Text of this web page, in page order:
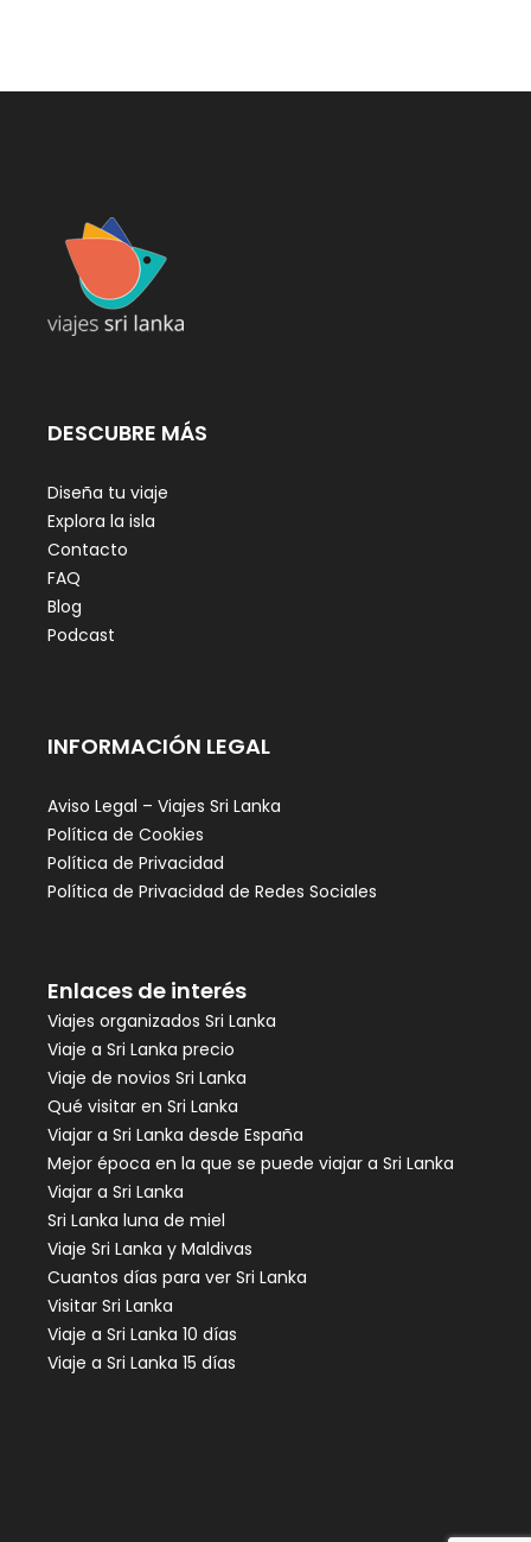
DESCUBRE MÁS
Diseña tu viaje
Explora la isla
Contacto
FAQ
Blog
Podcast
INFORMACIÓN LEGAL
Aviso Legal – Viajes Sri Lanka
Política de Cookies
Política de Privacidad
Política de Privacidad de Redes Sociales
Enlaces de interés
Viajes organizados Sri Lanka
Viaje a Sri Lanka precio
Viaje de novios Sri Lanka
Qué visitar en Sri Lanka
Viajar a Sri Lanka desde España
Mejor época en la que se puede viajar a Sri Lanka
Viajar a Sri Lanka
Sri Lanka luna de miel
Viaje Sri Lanka y Maldivas
Cuantos días para ver Sri Lanka
Visitar Sri Lanka
Viaje a Sri Lanka 10 días
Viaje a Sri Lanka 15 días